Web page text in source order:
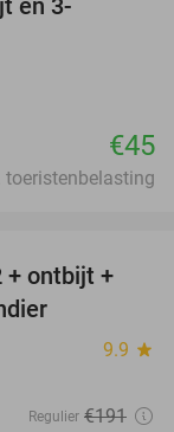
en 3-
€45
toeristenbelasting
32%
+ ontbijt +
9.9 star
Regulier €191